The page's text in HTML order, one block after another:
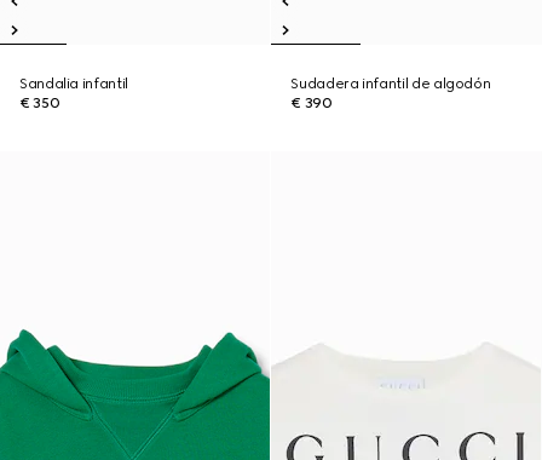
Sandalia infantil
€ 350
Sudadera infantil de algodón
€ 390